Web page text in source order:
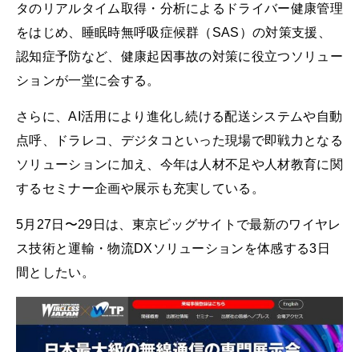
タのリアルタイム取得・分析によるドライバー健康管理
をはじめ、睡眠時無呼吸症候群（SAS）の対策支援、
認知症予防など、健康起因事故の対策に役立つソリュー
ションが一堂に会する。
さらに、AI活用により進化し続ける配送システムや自動
点呼、ドラレコ、デジタコといった現場で即戦力となる
ソリューションに加え、今年は人材不足や人材教育に関
するセミナー企画や展示も充実している。
5月27日〜29日は、東京ビッグサイトで最新のワイヤレ
ス技術と運輸・物流DXソリューションを体感する3日
間としたい。